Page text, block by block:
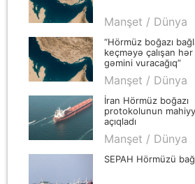
Manşet / Dünya
“Hörmüz boğazı
keçməyə çalışan
gəmini vuracağıq”
Manşet / Dünya
İran Hörmüz boğazı
protokolunun
açıqladı
Manşet / Dünya
SEPAH Hörmüzü